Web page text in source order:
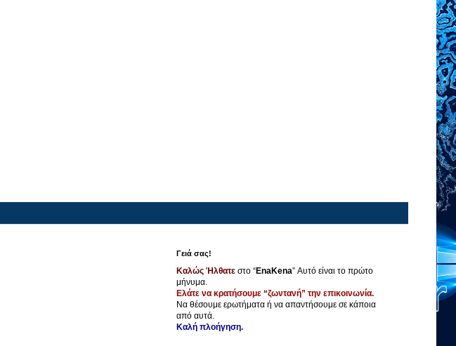
Γειά σας!
Καλώς Ήλθατεστο “EnaKena” Αυτό είναι το πρώτο
μήνυμα.
Ελάτε να κρατήσουμε “ζωντανή” την επικοινωνία.
Να θέσουμε ερωτήματα ή να απαντήσουμε σε κάποια
από αυτά.
Καλή πλοήγηση.